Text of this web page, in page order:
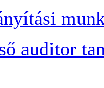
auditor